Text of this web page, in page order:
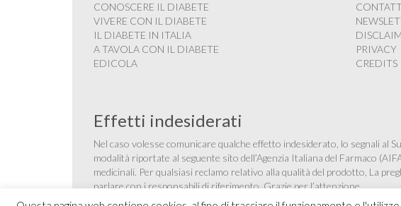
CONOSCERE IL DIABETE
VIVERE CON IL DIABETE
IL DIABETE IN ITALIA
A TAVOLA CON IL DIABETE
EDICOLA
PRIVACY
CREDITS
Effetti indesiderati
Nel caso volesse comunicare qualche effetto indesiderato, lo segnali al
modalità riportate al seguente sito dell’Agenzia Italiana del Farmaco
medicinali. Per qualsiasi reclamo relativo alla qualità del prodotto, La
parlare con i responsabili di riferimento. Grazie per l’attenzione.